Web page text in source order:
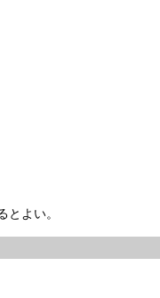
よい。